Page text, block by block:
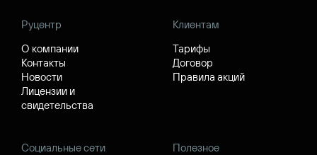
Руцентр
О компании
Контакты
Новости
Лицензии и
свидетельства
Клиентам
Тарифы
Договор
Правила акций
Социальные сети
Полезное